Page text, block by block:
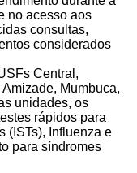
no acesso aos
consultas,
considerados
Central,
Mumbuca,
unidades, os
rápidos para
(ISTs), Influenza e
para síndromes